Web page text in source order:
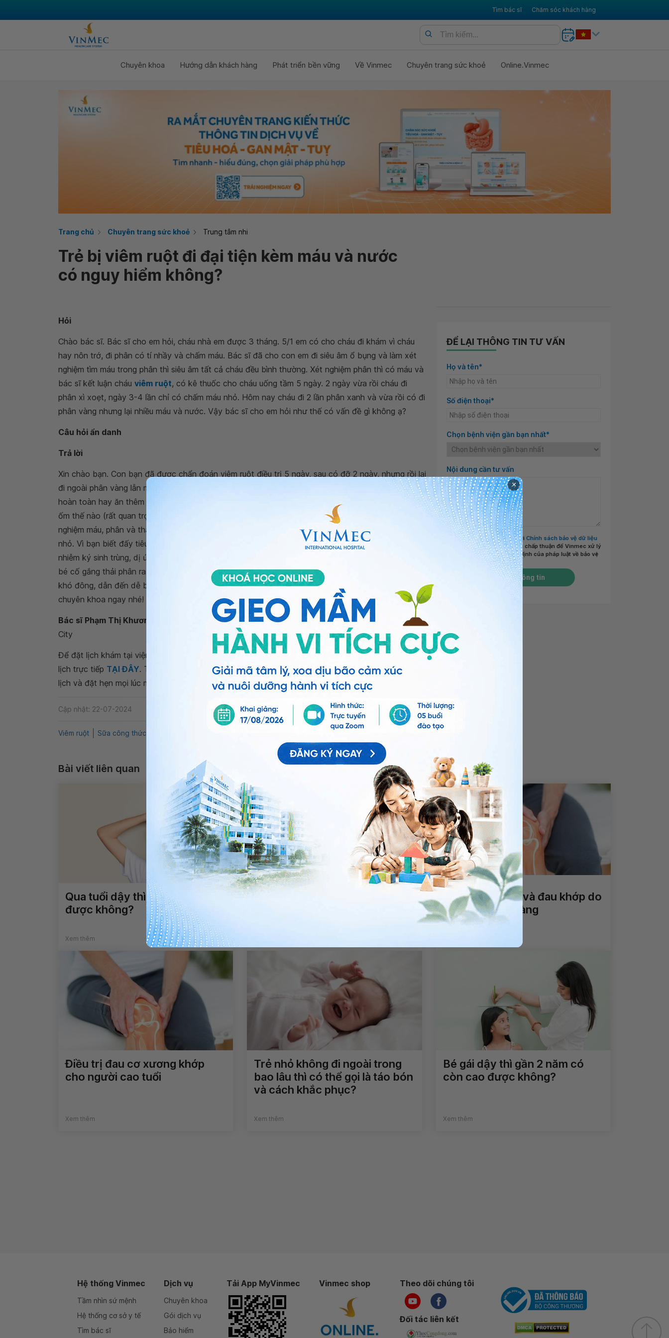
Tìm bác sĩ Chăm sóc khách hàng
Chuyên khoa Hướng dẫn khách hàng Phát triển bền vững Về Vinmec Chuyên trang sức khoẻ Online.Vinmec
Trang chủ Chuyên trang sức khoẻ Trung tâm nhi
Trẻ bị viêm ruột đi đại tiện kèm máu và nước
có nguy hiểm không?
Hỏi
Chào bác sĩ. Bác sĩ cho em hỏi, cháu nhà em được 3 tháng. 5/1 em có cho cháu đi khám vì cháu
hay nôn trớ, đi phân có tí nhầy và chấm máu. Bác sĩ đã cho con em đi siêu âm ổ bụng và làm xét
nghiệm tìm máu trong phân thì siêu âm tất cả cháu đều bình thường. Xét nghiệm phân thì có máu và
bác sĩ kết luận cháu viêm ruột, có kê thuốc cho cháu uống tầm 5 ngày. 2 ngày vừa rồi cháu đi
phân xì xoẹt, ngày 3-4 lần chỉ có chấm máu nhỏ. Hôm nay cháu đi 2 lần phân xanh và vừa rồi có đi
phân vàng nhưng lại nhiều máu và nước. Vậy bác sĩ cho em hỏi như thế có vấn đề gì không ạ?
Câu hỏi ẩn danh
Trả lời
Xin chào bạn. Con bạn đã được chẩn đoán viêm ruột điều trị 5 ngày, sau có đỡ 2 ngày, nhưng rồi lại
đi ngoài phân vàng lẫn máu và nước như vậy thì cần phải xem lại chế độ ăn của con bạn là bú mẹ
hoàn toàn hay ăn thêm
. Cũng cần xem chế độ ăn của mẹ trong thời gian con đang
ốm thế nào (rất quan trọng khi con dùng sữa mẹ). Ngoài ra, bạn cho con khám lại ngay để xét
nghiệm máu, phân và thăm dò cần thiết khác để tìm nguyên nhân viêm ruột có máu trong phân ở trẻ
nhỏ. Vì bạn biết đấy tiêu chảy có lẫn máu thường là biểu hiện của nhiễm trùng do: nhiễm khuẩn,
nhiễm ký sinh trùng, dị ứng đạm sữa bò hay có thể do các vết nứt nhỏ ở hậu môn bị chảy máu, khi
bé cố gắng thải phân ra ngoài hoặc với trẻ dưới 6 tháng, tình trạng thiếu
khó đông, dẫn đến dễ bị chảy máu trong ruột. Cho nên bạn cần cho bé đi kiểm tra lại ở bệnh viện
chuyên khoa ngay nhé!
Bác sĩ Phạm Thị Khương
– Chuyên khoa truyền nhiễm - Bệnh viện Đa khoa Quốc tế Vinmec Times
City
Để đặt lịch khám tại viện, Quý khách vui lòng bấm sốHOTLINE , đặt mua GÓI DỊCH VỤhoặc đặt
lịch trực tiếp TẠI ĐÂY. Tải và đặt lịch khám tự động trên ứng dụng My Vinmec để quản lý, theo dõi
lịch và đặt hẹn mọi lúc mọi nơi ngay trên ứng dụng.
Cập nhật: 22-07-2024 Chia sẻ
Viêm ruột Sữa công thức Trẻ đi ngoài
ĐỂ LẠI THÔNG TIN TƯ VẤN
Họ và tên*
Số điện thoại*
Chọn bệnh viện gần bạn nhất*
Nội dung cần tư vấn
Tôi đã đọc và đồng ý với Chính sách bảo vệ dữ liệu
cá nhân của Vinmecvà chấp thuận để Vinmec xử lý
DLCN của tôi theo quy định của pháp luật về bảo vệ
Gửi thông tin
Bài viết liên quan
Qua tuổi dậy thì có cao lên
được không?
Xem thêm
Sổ giun định kỳ cho trẻ cần lưu
Bệnh đau khớp và đau khớp do
viêm loét đại tràng
Điều trị đau cơ xương khớp
cho người cao tuổi
Xem thêm
Trẻ nhỏ không đi ngoài trong
bao lâu thì có thể gọi là táo bón
và cách khắc phục?
Xem thêm
Bé gái dậy thì gần 2 năm có
còn cao được không?
Xem thêm
Hệ thống Vinmec
Tầm nhìn sứ mệnh
Hệ thống cơ sở y tế
Tìm bác sĩ
Dịch vụ
Chuyên khoa
Gói dịch vụ
Bảo hiểm
Tải App MyVinmec Vinmec shop Theo dõi chúng tôi
Đối tác liên kết
×